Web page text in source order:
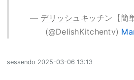
— デリッシュ キッチン【簡
(@DelishKitchentv)
sessendo 2025-03-06 13:13